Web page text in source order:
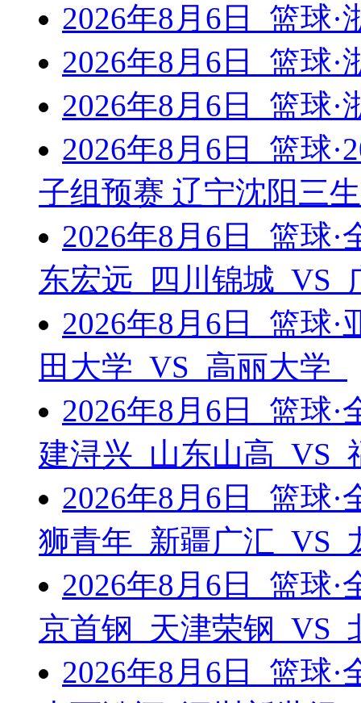
2026年8月6日 篮球
2026年8月6日 篮球
2026年8月6日 篮球
2026年8月6日 篮球
子组预赛 辽宁沈阳三
2026年8月6日 篮球·
东宏远 四川锦城 VS
2026年8月6日 篮球
田大学 VS 高丽大学
2026年8月6日 篮球·
建浔兴 山东山高 VS
2026年8月6日 篮球·
狮青年 新疆广汇 VS
2026年8月6日 篮球·
京首钢 天津荣钢 VS
2026年8月6日 篮球·